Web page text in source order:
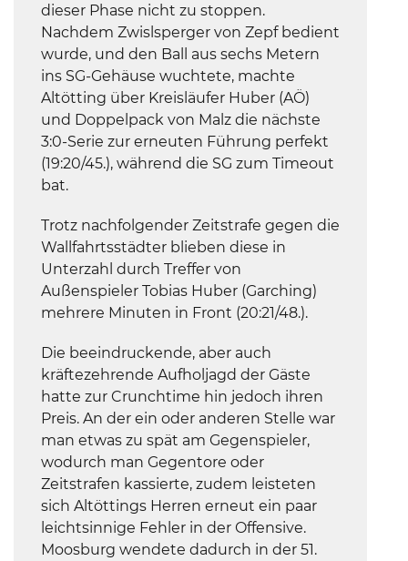
dieser Phase nicht zu stoppen.
Nachdem Zwislsperger von Zepf bedient
wurde, und den Ball aus sechs Metern
ins SG-Gehäuse wuchtete, machte
Altötting über Kreisläufer Huber (AÖ)
und Doppelpack von Malz die nächste
3:0-Serie zur erneuten Führung perfekt
(19:20/45.), während die SG zum Timeout
bat.
Trotz nachfolgender Zeitstrafe gegen die
Wallfahrtsstädter blieben diese in
Unterzahl durch Treffer von
Außenspieler Tobias Huber (Garching)
mehrere Minuten in Front (20:21/48.).
Die beeindruckende, aber auch
kräftezehrende Aufholjagd der Gäste
hatte zur Crunchtime hin jedoch ihren
Preis. An der ein oder anderen Stelle war
man etwas zu spät am Gegenspieler,
wodurch man Gegentore oder
Zeitstrafen kassierte, zudem leisteten
sich Altöttings Herren erneut ein paar
leichtsinnige Fehler in der Offensive.
Moosburg wendete dadurch in der 51.